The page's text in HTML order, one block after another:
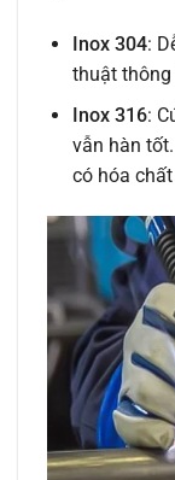
Inox 304:
thuật
Inox 316:
vẫn hàn
có hóa